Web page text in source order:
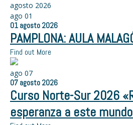
agosto 2026
ago 01
01 agosto 2026
PAMPLONA: AULA
Find out More
ago 07
07 agosto 2026
Curso Norte-Sur 2026
esperanza a este